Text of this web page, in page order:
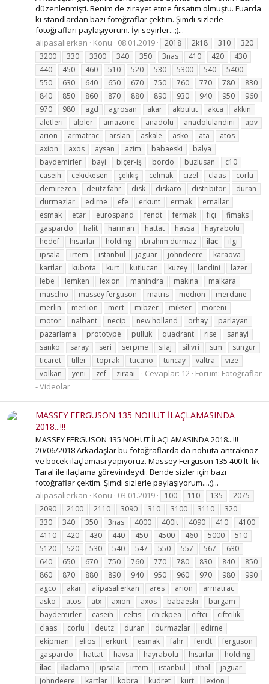
düzenlenmişti. Benim de zirayet etme fırsatım olmuştu. Fuarda
ki standlardan bazı fotoğraflar çektim. Şimdi sizlerle
fotoğrafları paylaşıyorum. İyi seyirler...;)...
alipasalierkan
Konu 08.01.2019 2018 2k18 310
320
3200
330 3300 340 350 3nas 410 420
430
440
450 460 510 520 530 5300 540
5400
550
630 640 650 670 750 760 770 780
830
840
850 860 870 880 890 930 940 950
960
970
980 agd agrosan akar akbulut akca
akkın
aletleri
alpler amazone anadolu anadolulandini
apv
arion
armatrac arslan askale asko ata
atos
axion
axos aysan azim babaeski
balya
baydemirler
bayi biçer-iş bordo buzlusan
c10
caseih
cekickesen çelikiş celmak cizel claas
corlu
demirezen
deutz fahr disk diskaro distribitör
duran
durmazlar
edirne efe erkunt ermak
ernallar
esmak
etar eurospand fendt fermak fıçı
fimaks
gaspardo
halit harman hattat havsa
hayrabolu
hedef
hisarlar holding ibrahim durmaz ilac
ilgi
ipsala
irtem istanbul jaguar johndeere
karaova
kartlar
kubota kurt kutlucan kuzey landini
lazer
lebe
lemken lexion mahindra makina
malkara
maschio
massey ferguson matris medion
merdane
merlin
merlion mert mibzer mikser
moreni
motor
nalbant necip new holland orhay
parlayan
pazarlama
prototype pulluk quadrant rise
sanayi
sanko
saray seri serpme silaj silivri stm
sungur
ticaret
tiller toprak tucano tuncay valtra
vize
volkan
yeni zef ziraai Cevaplar: 12 Forum: Fotoğraflar
- Videolar
MASSEY FERGUSON 135 NOHUT İLAÇLAMASINDA
2018...!!!
MASSEY FERGUSON 135 NOHUT İLAÇLAMASINDA 2018...!!!
20/06/2018 Arkadaşlar bu fotoğraflarda da nohuta antraknoz
ve böcek ilaçlaması yapıyoruz. Massey Ferguson 135 400 lt' lik
Taral ile ilaçlama görevindeydi. Bende sizler için bazı
fotoğraflar çektim. Şimdi sizlerle paylaşıyorum....;)...
alipasalierkan
Konu 03.01.2019 100 110 135
2075
2090
2100 2110 3090 310 3100 3110
320
330
340 350 3nas 4000 400lt 4090 410
4100
4110
420 430 440 450 4500 460 5000
510
5120
520 530 540 547 550 557 567
630
640
650 670 750 760 770 780 830 840
850
860
870 880 890 940 950 960 970 980
990
agco
akar alipasalierkan ares arion
armatrac
asko
atos atx axion axos babaeski
bargam
baydemirler
caseih celtis chickpea ciftci
ciftcilik
claas
corlu deutz duran durmazlar
edirne
ekipman
elios erkunt esmak fahr fendt
ferguson
gaspardo
hattat havsa hayrabolu hisarlar
holding
ilac
ilaclama ipsala irtem istanbul ithal
jaguar
johndeere
kartlar kobra kudret kurt
lexion